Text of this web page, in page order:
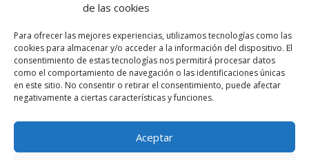
de las cookies
Para ofrecer las mejores experiencias, utilizamos tecnologías como las
cookies para almacenar y/o acceder a la información del dispositivo. El
consentimiento de estas tecnologías nos permitirá procesar datos
como el comportamiento de navegación o las identificaciones únicas
en este sitio. No consentir o retirar el consentimiento, puede afectar
negativamente a ciertas características y funciones.
Aceptar
HDerecho, ADE y Magisterio han venido a
presentarnos las salidas profesionales que tienen
estas carreras.